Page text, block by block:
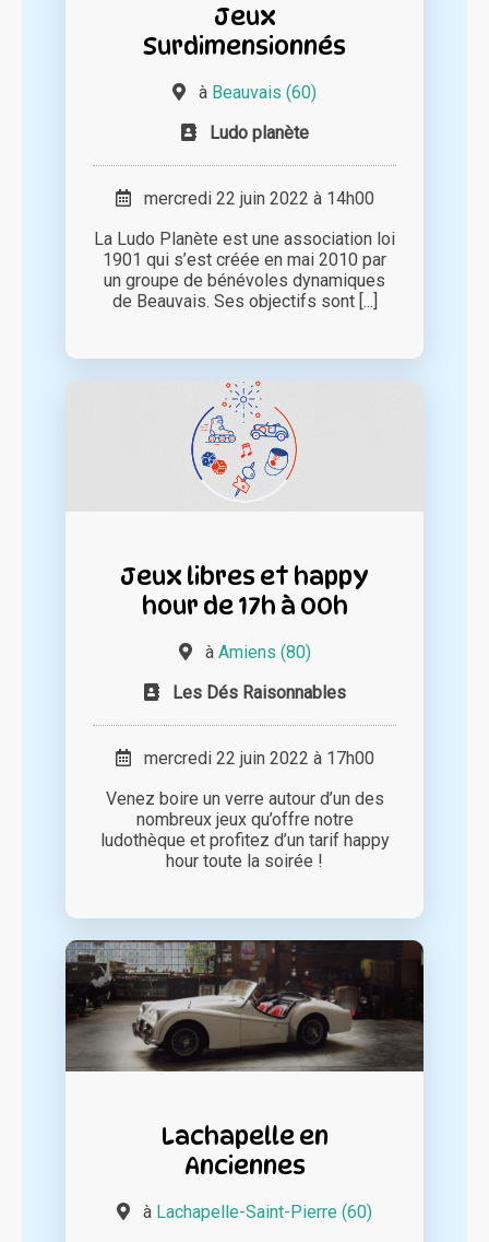
Jeux
Surdimensionnés
à Beauvais (60)
Ludo planète
mercredi 22 juin 2022 à 14h00
La Ludo Planète est une association loi
1901 qui s’est créée en mai 2010 par
un groupe de bénévoles dynamiques
de Beauvais. Ses objectifs sont [...]
Jeux libres et happy
hour de 17h à 00h
à Amiens (80)
Les Dés Raisonnables
mercredi 22 juin 2022 à 17h00
Venez boire un verre autour d’un des
nombreux jeux qu’offre notre
ludothèque et profitez d’un tarif happy
hour toute la soirée !
Lachapelle en
Anciennes
à Lachapelle-Saint-Pierre (60)